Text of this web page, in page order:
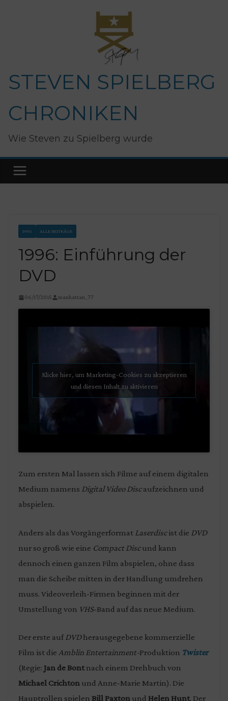
STEVEN SPIELBERG
CHRONIKEN
Wie Steven zu Spielberg wurde
1990 ALLE BEITRÄGE
1996: Einführung der
DVD
06/17/2015 manhattan_77
Klicke hier, um Marketing-Cookies zu akzeptieren
und diesen Inhalt zu aktivieren
Zum ersten Mal lassen sich Filme auf einem digitalen
Medium namens Digital Video Discaufzeichnen und
abspielen.
Anders als das Vorgängerformat Laserdiscist die DVD
nur so groß wie eine Compact Discund kann
dennoch einen ganzen Film abspielen, ohne dass
man die Scheibe mitten in der Handlung umdrehen
muss. Videoverleih-Firmen beginnen mit der
Umstellung von VHS-Band auf das neue Medium.
Der erste auf DVDherausgegebene kommerzielle
Film ist die Amblin Entertainment-Produktion Twister
(Regie: Jan de Bontnach einem Drehbuch von
Michael Crichton und Anne-Marie Martin). Die
Hauptrollen spielen Bill Paxton und Helen Hunt. Der